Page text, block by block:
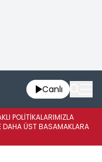
Canlı
POLİTİKALARIMIZLA
DAHA ÜST BASAMAKLARA